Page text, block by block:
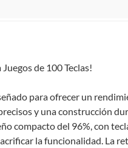
hacer una devolución.
de 2011 en armonía con el
en las mismas
devolución. Ten en cuenta
de 100 Teclas!
para ofrecer un
y una construcción
compacto del 96%, con
la funcionalidad. La